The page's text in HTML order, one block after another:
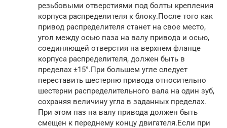
резьбовыми отверстиями под болты крепления
корпуса распределителя к блоку.После того как
привод распределителя станет на свое место,
угол между осью паза на валу привода и осью,
соединяющей отверстия на верхнем фланце
корпуса распределителя, должен быть в
пределах ±15°.При большем угле следует
переставить шестерню привода относительно
шестерни распределительного вала на один зуб,
сохраняя величину угла в заданных пределах.
При этом паз на валу привода должен быть
смещен к переднему концу двигателя.Если при